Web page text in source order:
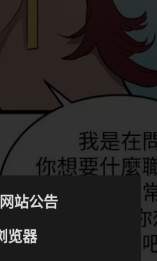
网站公告
览器